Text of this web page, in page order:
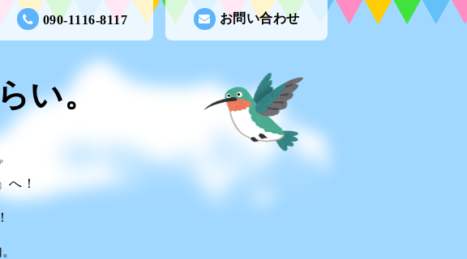
お問い合わせ
090-1116-8117
い。
へ！